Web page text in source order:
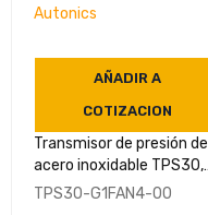
Autonics
AÑADIR A
COTIZACION
Transmisor de presión de
acero inoxidable TPS30,
de -0.1 a 0Mpa
TPS30-G1FAN4-00